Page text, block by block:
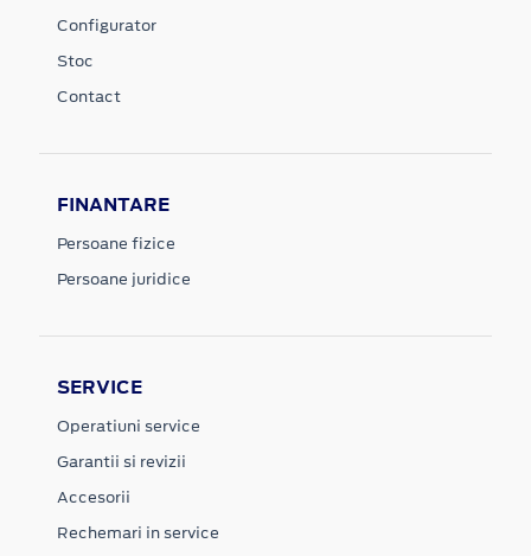
Configurator
Stoc
Contact
FINANTARE
Persoane fizice
Persoane juridice
SERVICE
Operatiuni service
Garantii si revizii
Accesorii
Rechemari in service